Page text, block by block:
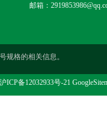
邮箱：
规格的相关信息。
沪ICP备12032933号-21